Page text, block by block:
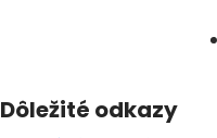
Dôležité odkazy